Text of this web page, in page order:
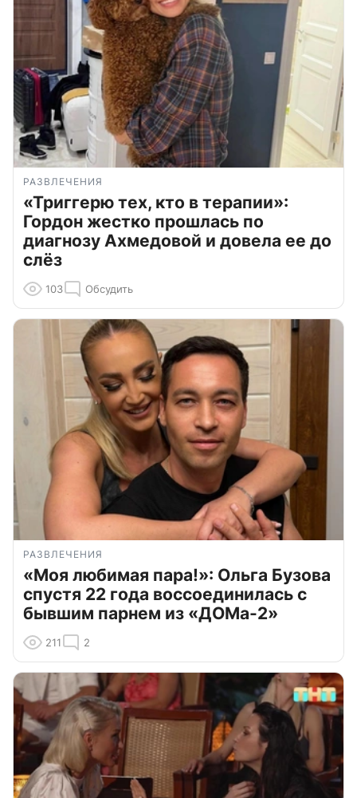
РАЗВЛЕЧЕНИЯ
«Триггерю тех, кто в терапии»:
Гордон жестко прошлась по
диагнозу Ахмедовой и довела ее до
слёз
103 Обсудить
РАЗВЛЕЧЕНИЯ
«Моя любимая пара!»: Ольга Бузова
спустя 22 года воссоединилась с
бывшим парнем из «ДОМа-2»
211 2